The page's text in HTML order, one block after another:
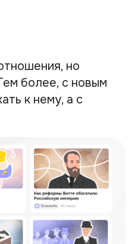
но
более, с новым
к нему, а с